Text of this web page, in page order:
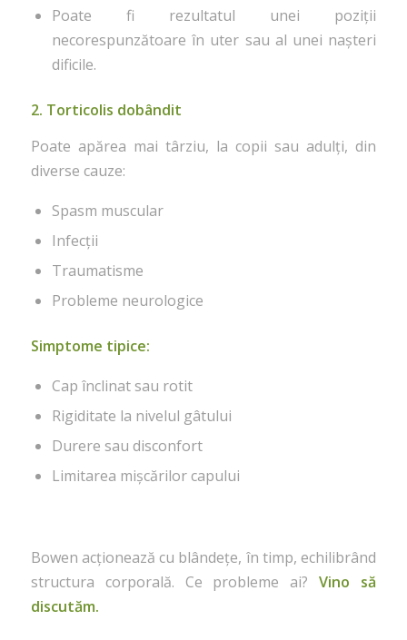
Poate fi rezultatul unei poziții
necorespunzătoare în uter sau al unei nașteri
dificile.
2. Torticolis dobândit
Poate apărea mai târziu, la copii sau adulți, din
diverse cauze:
Spasm muscular
Infecții
Traumatisme
Probleme neurologice
Simptome tipice:
Cap înclinat sau rotit
Rigiditate la nivelul gâtului
Durere sau disconfort
Limitarea mișcărilor capului
Bowen acționează cu blândețe, în timp, echilibrând
structura corporală. Ce probleme ai?Vino să
discutăm.